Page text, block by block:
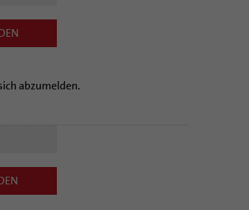
abzumelden.